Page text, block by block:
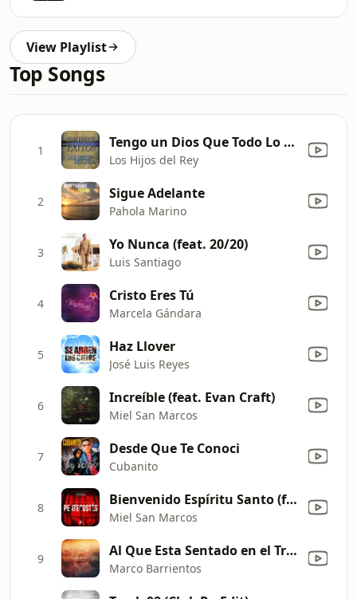
View Playlist
Top Songs
1 Tengo un Dios Que Todo Lo Puede
Los Hijos del Rey
2 Sigue Adelante
Pahola Marino
3 Yo Nunca (feat. 20/20)
Luis Santiago
4 Cristo Eres Tú
Marcela Gándara
5 Haz Llover
José Luis Reyes
6 Increíble (feat. Evan Craft)
Miel San Marcos
7 Desde Que Te Conoci
Cubanito
8 Bienvenido Espíritu Santo (feat. Marco Barrientos) [En Vivo]
Miel San Marcos
9 Al Que Esta Sentado en el Trono (feat. Marcos Brunet)
Marco Barrientos